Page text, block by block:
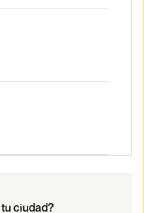
ciudad?